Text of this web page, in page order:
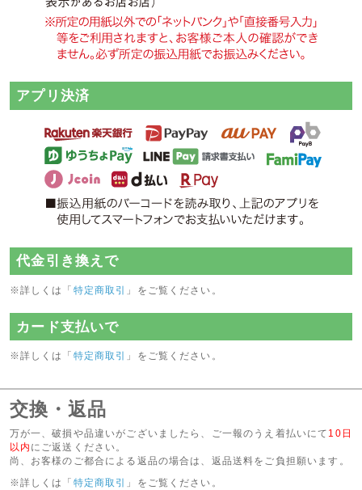
アプリ決済
代金引き換えで
※詳しくは「 特定商取引 」をご覧ください。
カード支払いで
※詳しくは「 特定商取引 」をご覧ください。
交換・返品
万が一、破損や品違いがございましたら、ご一報のうえ着払いにて 10日
以内 にご返送ください。
尚、お客様のご都合による返品の場合は、返品送料をご負担願います。
※詳しくは「 特定商取引 」をご覧ください。